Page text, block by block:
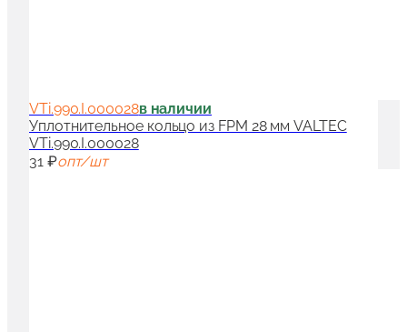
VTi.990.I.000028в наличии
Уплотнительное кольцо из FPM 28 мм VALTEC
VTi.990.I.000028
31 ₽опт/шт